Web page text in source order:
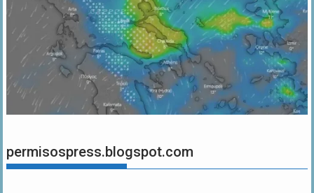
permisospress.blogspot.com